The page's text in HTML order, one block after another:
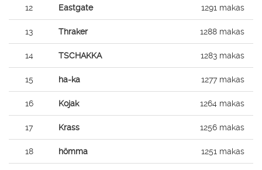
12 Eastgate 1291 makas
13 Thraker 1288 makas
14 TSCHAKKA 1283 makas
15 ha-ka 1277 makas
16 Kojak 1264 makas
17 Krass 1256 makas
18 hömma 1251 makas